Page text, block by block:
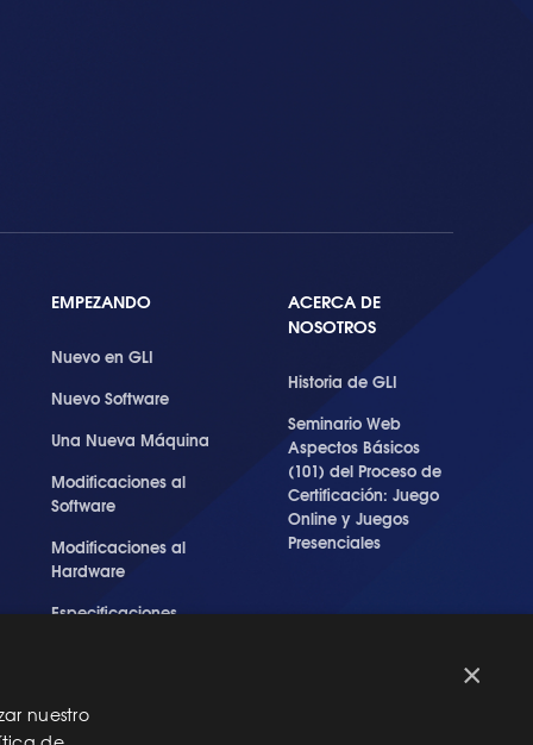
EMPEZANDO
Nuevo en GLI
Nuevo Software
Una Nueva Máquina
Modificaciones al
Software
Modificaciones al
Hardware
Especificaciones
ACERCA DE
NOSOTROS
Historia de GLI
Seminario Web
Aspectos Básicos
(101) del Proceso de
Certificación: Juego
Online y Juegos
Presenciales
×
nuestro